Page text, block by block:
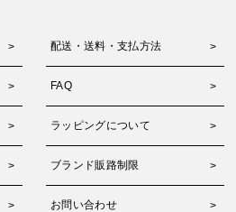
配送・送料・支払方法
FAQ
ラッピングについて
ブランド販路制限
お問い合わせ